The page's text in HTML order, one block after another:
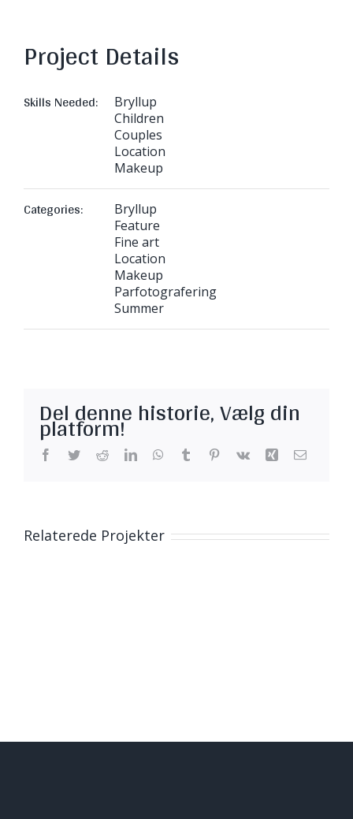
Project Details
Skills Needed:
Bryllup
Children
Couples
Location
Makeup
Categories:
Bryllup
Feature
Fine art
Location
Makeup
Parfotografering
Summer
Del denne historie, Vælg din
platform!
Facebook
TwitterRedditLinkedInWhatsApp
Tumblr Pinterest
Vk Xing E-
Relaterede Projekter